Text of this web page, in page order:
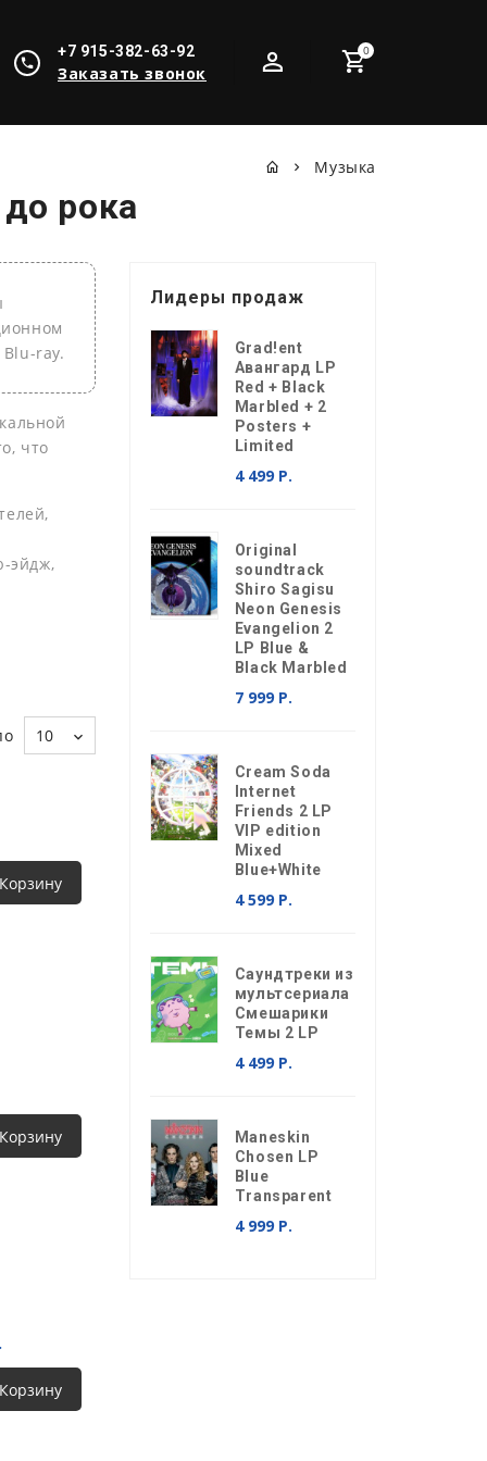
0
+7 915-382-63-92
Заказать звонок
Музыка
рока
ray.
что
эйдж,
10
Лидеры продаж
Grad!ent
Авангард LP
Red + Black
Marbled + 2
Posters +
Limited
4 499 Р.
Original
soundtrack
Shiro Sagisu
Neon Genesis
Evangelion 2
LP Blue &
Black Marbled
7 999 Р.
Cream Soda
Internet
Friends 2 LP
VIP edition
Mixed
Blue+White
4 599 Р.
Саундтреки из
мультсериала
Смешарики
Темы 2 LP
4 499 Р.
Maneskin
Chosen LP
Blue
Transparent
4 999 Р.